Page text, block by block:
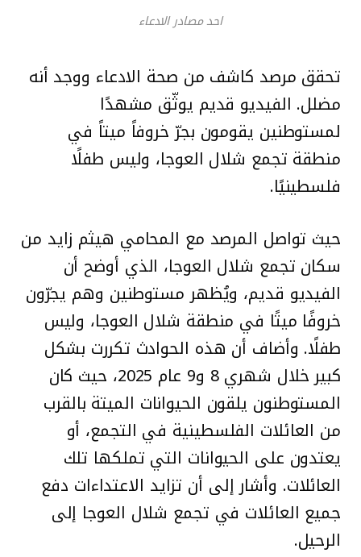
احد مصادر الادعاء
تحقق مرصد كاشف من صحة الادعاء ووجد أنه
مضلل. الفيديو قديم يوثّق مشهدًا
لمستوطنين يقومون بجرّ خروفاً ميتاً في
منطقة تجمع شلال العوجا، وليس طفلًا
فلسطينيًا.
حيث تواصل المرصد مع المحامي هيثم زايد من
سكان تجمع شلال العوجا، الذي أوضح أن
الفيديو قديم، ويُظهر مستوطنين وهم يجرّون
خروفًا ميتًا في منطقة شلال العوجا، وليس
طفلًا. وأضاف أن هذه الحوادث تكررت بشكل
كبير خلال شهري 8 و9 عام 2025، حيث كان
المستوطنون يلقون الحيوانات الميتة بالقرب
من العائلات الفلسطينية في التجمع، أو
يعتدون على الحيوانات التي تملكها تلك
العائلات. وأشار إلى أن تزايد الاعتداءات دفع
جميع العائلات في تجمع شلال العوجا إلى
الرحيل.